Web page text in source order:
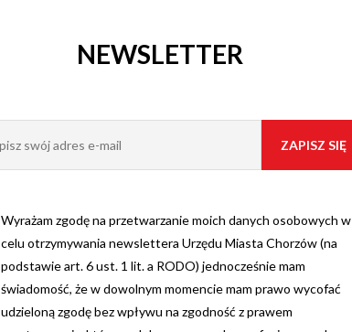
NEWSLETTER
Wyrażam zgodę na przetwarzanie moich danych osobowych w
celu otrzymywania newslettera Urzędu Miasta Chorzów (na
podstawie art. 6 ust. 1 lit. a RODO) jednocześnie mam
świadomość, że w dowolnym momencie mam prawo wycofać
udzieloną zgodę bez wpływu na zgodność z prawem